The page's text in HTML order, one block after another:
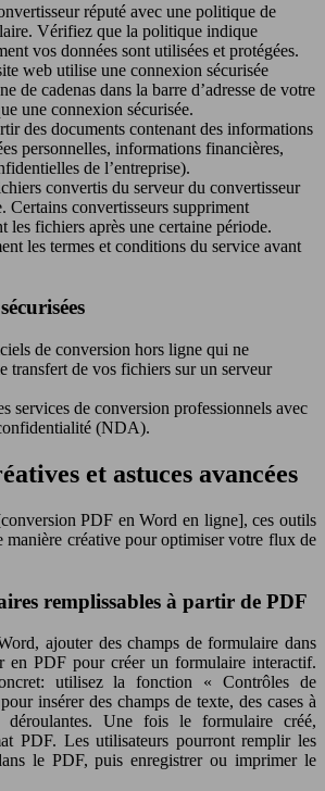
réputé avec une politique de
Vérifiez que la politique indique
vos données sont utilisées et protégées.
web utilise une connexion sécurisée
de cadenas dans la barre d’adresse de votre
une connexion sécurisée.
des documents contenant des informations
personnelles, informations financières,
de l’entreprise).
convertis du serveur du convertisseur
Certains convertisseurs suppriment
les fichiers après une certaine période.
les termes et conditions du service avant
de conversion hors ligne qui ne
transfert de vos fichiers sur un serveur
services de conversion professionnels avec
(NDA).
et astuces avancées
PDF en Word en ligne], ces outils
manière créative pour optimiser votre flux de
remplissables à partir de PDF
ajouter des champs de formulaire dans
en PDF pour créer un formulaire interactif.
utilisez la fonction « Contrôles de
insérer des champs de texte, des cases à
Une fois le formulaire créé,
PDF. Les utilisateurs pourront remplir les
le PDF, puis enregistrer ou imprimer le